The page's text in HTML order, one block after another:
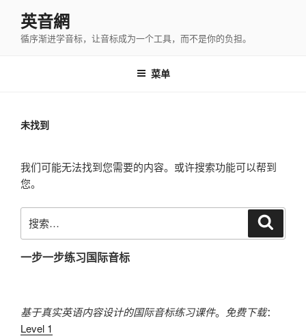
英音網
循序渐进学音标，让音标成为一个工具，而不是你的负担。
菜单
未找到
我们可能无法找到您需要的内容。或许搜索功能可以帮到
您。
索：
一步一步练习国际音标
基于真实英语内容设计的国际音标练习课件。 免费下载：
Level 1